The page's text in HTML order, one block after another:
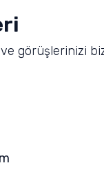
görüşlerinizi